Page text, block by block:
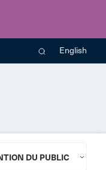
English
DU PUBLIC